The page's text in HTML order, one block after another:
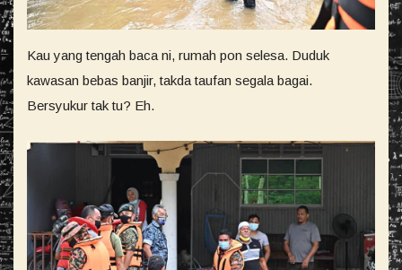
Kau yang tengah baca ni, rumah pon selesa. Duduk
kawasan bebas banjir, takda taufan segala bagai.
Bersyukur tak tu? Eh.